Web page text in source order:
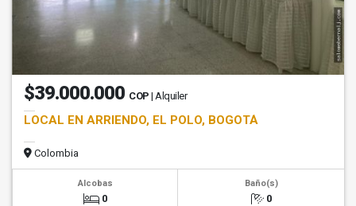
$39.000.000 COP | Alquiler
LOCAL EN ARRIENDO, EL POLO, BOGOTÁ
Colombia
Alcobas
0
Baño(s)
0